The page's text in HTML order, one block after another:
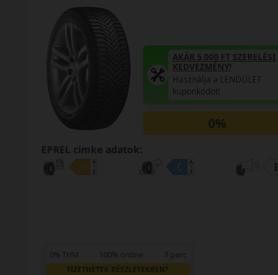
AKÁR 5.000 FT SZERELÉSI
KEDVEZMÉNY!
Használja a LENDÜLET
kuponkódot!
0%
EPREL cimke adatok:
0% THM 100% online 7 perc
FIZETHETEK RÉSZLETEKBEN?